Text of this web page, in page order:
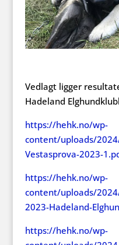
Vedlagt ligger
Hadeland
https://hehk.no/wp-
content/uploads/
Vestasprova-2023-
https://hehk.no/wp-
content/uploads/
2023-Hadeland-
https://hehk.no/wp-